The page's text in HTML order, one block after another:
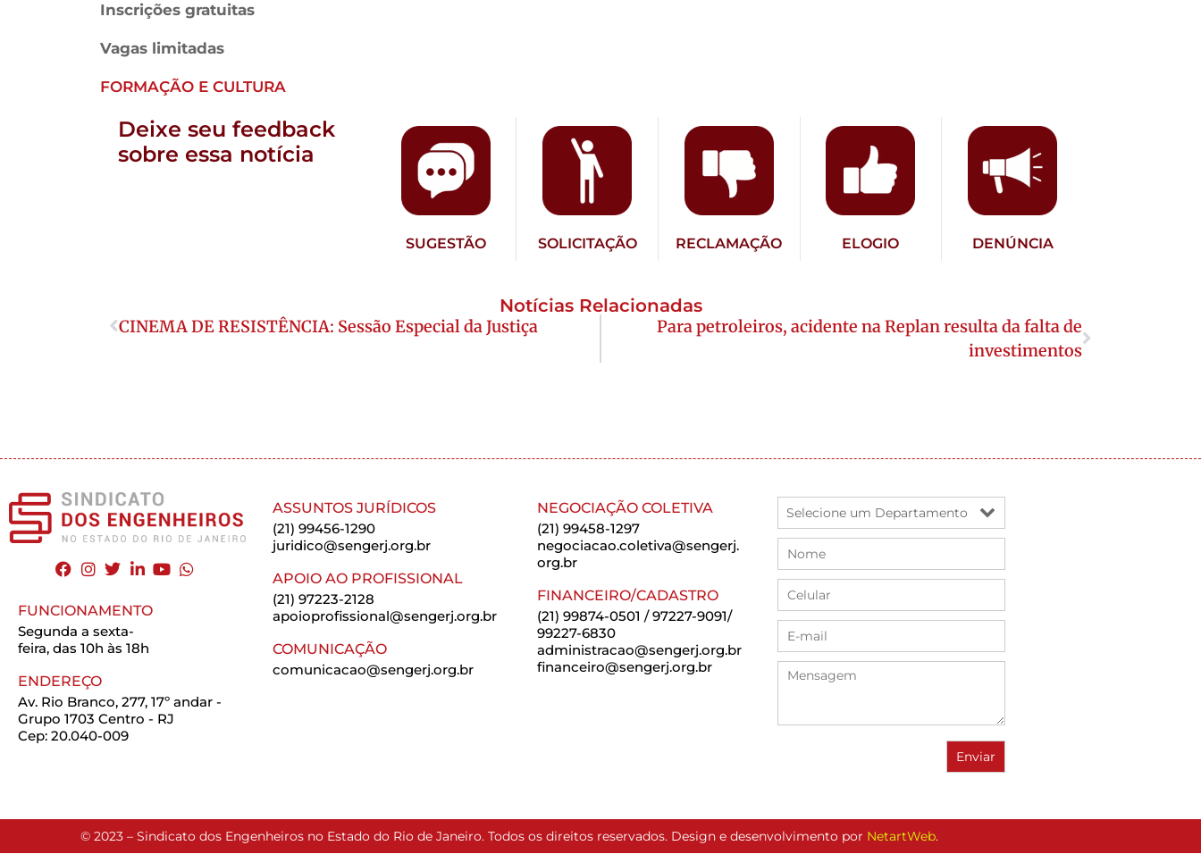
Inscrições gratuitas
Vagas limitadas
FORMAÇÃO E CULTURA
Deixe seu feedback
sobre essa notícia
SUGESTÃO SOLICITAÇÃO RECLAMAÇÃO ELOGIO DENÚNCIA
Notícias Relacionadas
CINEMA DE RESISTÊNCIA: Sessão Especial da Justiça
Para petroleiros, acidente na Replan resulta da falta de
investimentos
FUNCIONAMENTO
Segunda a sexta-
feira, das 10h às 18h
ENDEREÇO
Av. Rio Branco, 277, 17º andar -
Grupo 1703 Centro - RJ
Cep: 20.040-009
ASSUNTOS JURÍDICOS
(21) 99456-1290
juridico@sengerj.org.br
APOIO AO PROFISSIONAL
(21) 97223-2128
apoioprofissional@sengerj.org.br
COMUNICAÇÃO
comunicacao@sengerj.org.br
NEGOCIAÇÃO COLETIVA
(21) 99458-1297
negociacao.coletiva@sengerj.
org.br
FINANCEIRO/CADASTRO
(21) 99874-0501 / 97227-9091/
99227-6830
administracao@sengerj.org.br
financeiro@sengerj.org.br
© 2023 – Sindicato dos Engenheiros no Estado do Rio de Janeiro. Todos os direitos reservados. Design e desenvolvimento por NetartWeb.